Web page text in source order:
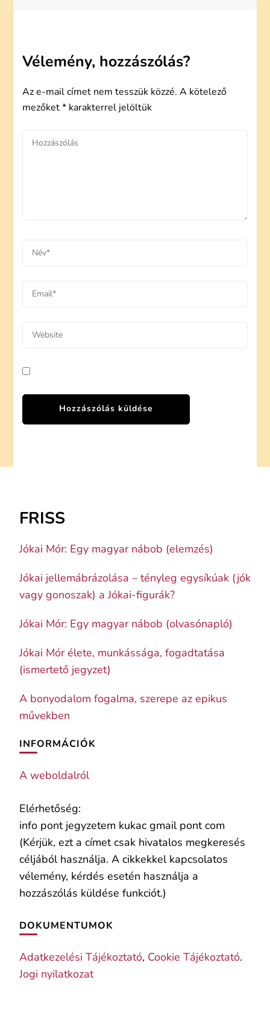
Vélemény, hozzászólás?
Az e-mail címet nem tesszük közzé. A kötelező
mezőket* karakterrel jelöltük
FRISS
Jókai Mór: Egy magyar nábob (elemzés)
Jókai jellemábrázolása – tényleg egysíkúak (jók
vagy gonoszak) a Jókai-figurák?
Jókai Mór: Egy magyar nábob (olvasónapló)
Jókai Mór élete, munkássága, fogadtatása
(ismertető jegyzet)
A bonyodalom fogalma, szerepe az epikus
művekben
INFORMÁCIÓK
A weboldalról
Elérhetőség:
info pont jegyzetem kukac gmail pont com
(Kérjük, ezt a címet csak hivatalos megkeresés
céljából használja. A cikkekkel kapcsolatos
vélemény, kérdés esetén használja a
hozzászólás küldése funkciót.)
DOKUMENTUMOK
Adatkezelési Tájékoztató, Cookie Tájékoztató.
Jogi nyilatkozat